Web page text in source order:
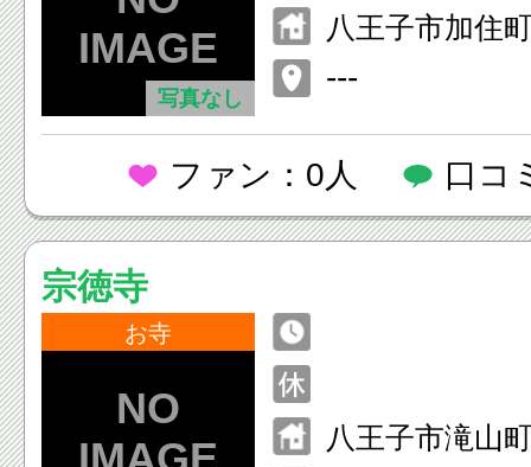
写真なし
八王子市加住
---
ファン：0人 口コ
宗徳寺
お寺
八王子市滝山